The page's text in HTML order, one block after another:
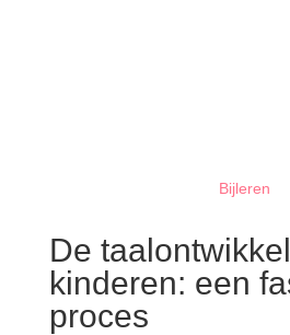
Bijleren
De
kinderen: een
proces